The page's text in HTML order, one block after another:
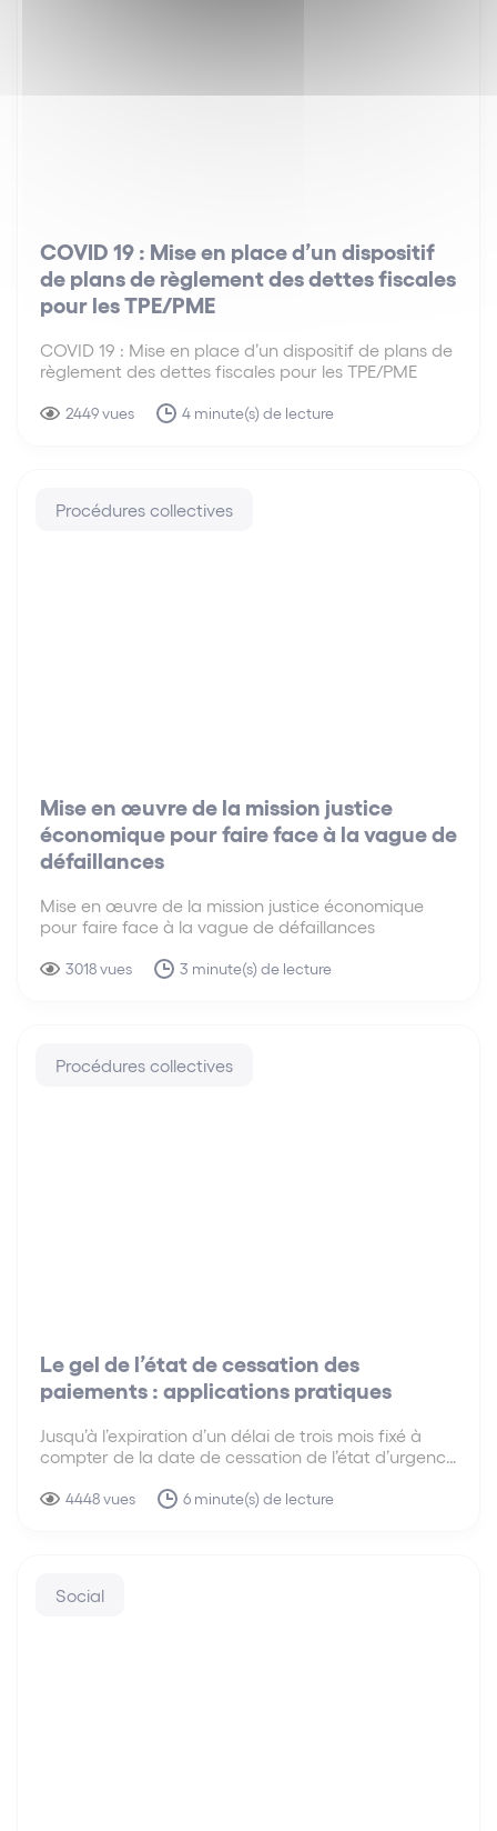
COVID 19 : Mise en place d’un dispositif
de plans de règlement des dettes fiscales
pour les TPE/PME
COVID 19 : Mise en place d’un dispositif de plans de
règlement des dettes fiscales pour les TPE/PME
2449 vues 4 minute(s) de lecture
Procédures collectives
Mise en œuvre de la mission justice
économique pour faire face à la vague de
défaillances
Mise en œuvre de la mission justice économique
pour faire face à la vague de défaillances
3018 vues 3 minute(s) de lecture
Procédures collectives
Le gel de l’état de cessation des
paiements : applications pratiques
Jusqu’à l’expiration d’un délai de trois mois fixé à
compter de la date de cessation de l’état d’urgence
cessation des paiements, notion clé en matière de
4448 vues 6 minute(s) de lecture
Social